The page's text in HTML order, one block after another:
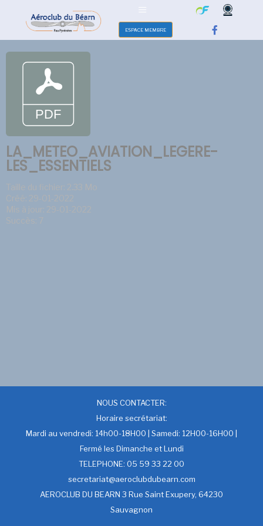
ESPACE MEMBRE
LA_METEO_AVIATION_LEGERE-
LES_ESSENTIELS
Taille du fichier: 2.33 Mo
Créé: 29-01-2022
Mis à jour: 29-01-2022
Succès: 7
NOUS CONTACTER:
Horaire secrétariat:
Mardi au vendredi: 14h00-18H00 | Samedi: 12H00-16H00 |
Fermé les Dimanche et Lundi
TELEPHONE: 05 59 33 22 00
secretariat@aeroclubdubearn.com
AEROCLUB DU BEARN 3 Rue Saint Exupery, 64230
Sauvagnon